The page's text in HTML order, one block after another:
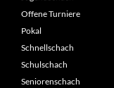
Offene Turniere
Pokal
Schnellschach
Schulschach
Seniorenschach